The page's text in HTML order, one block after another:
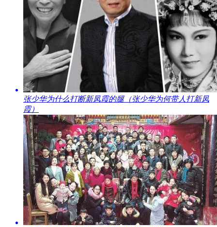
​张少华为什么打断新凤霞的腿（张少华为何带人打新凤
霞）